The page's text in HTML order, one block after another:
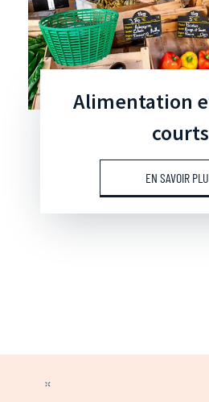
Alimentation
courts
EN SAVOIR